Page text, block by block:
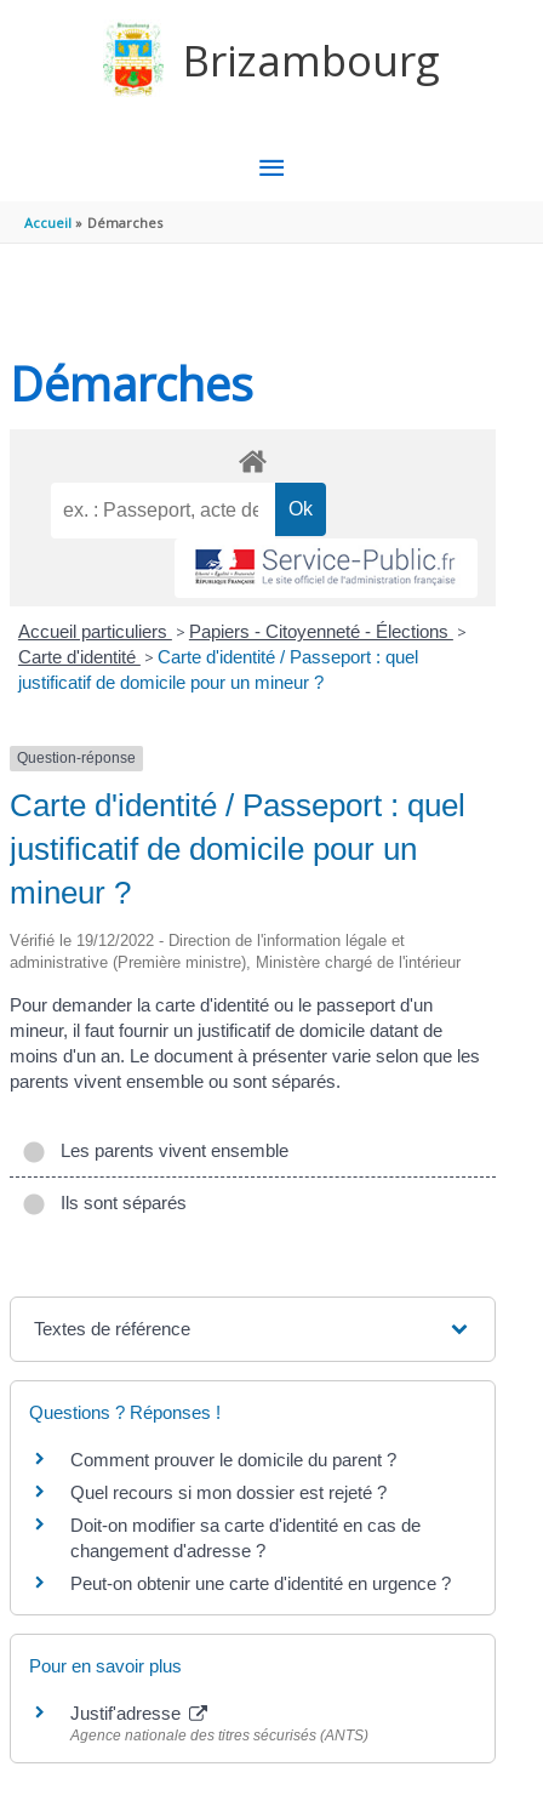
Brizambourg
MENU
Accueil Démarches
Démarches
Accueil particuliers > Papiers - Citoyenneté - Élections >
Carte d'identité > Carte d'identité / Passeport : quel
justificatif de domicile pour un mineur ?
Question-réponse
Carte d'identité / Passeport : quel
justificatif de domicile pour un
mineur ?
Vérifié le 19/12/2022 - Direction de l'information légale et
administrative (Première ministre), Ministère chargé de l'intérieur
Pour demander la carte d'identité ou le passeport d'un
mineur, il faut fournir un justificatif de domicile datant de
moins d'un an. Le document à présenter varie selon que les
parents vivent ensemble ou sont séparés.
Les parents vivent ensemble
Ils sont séparés
Textes de référence
Questions ? Réponses !
Comment prouver le domicile du parent ?
Quel recours si mon dossier est rejeté ?
Doit-on modifier sa carte d'identité en cas de
changement d'adresse ?
Peut-on obtenir une carte d'identité en urgence ?
Pour en savoir plus
Justif'adresse
Agence nationale des titres sécurisés (ANTS)